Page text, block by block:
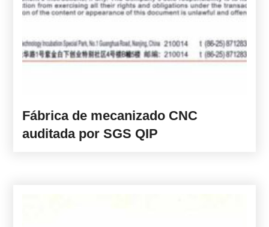
Fábrica de mecanizado CNC
auditada por SGS QIP